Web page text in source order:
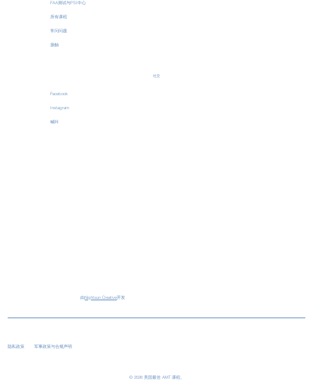
FAA测试与PSI中心
所有课程
常问问题
接触
社交
Facebook
Instagram
喊叫
由Nightsun Creative开发
隐私政策 军事政策与合规声明
© 2026 美国最佳 AMT 课程。